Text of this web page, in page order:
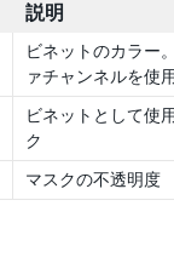
説明
ビネットのカラー
ァチャンネルを使
ビネットとして使
ク
マスクの不透明度